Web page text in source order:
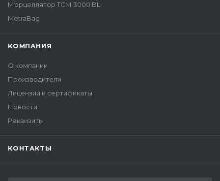
Морцеллятор ТСМ 3000 BL
MetraBag
КОМПАНИЯ
О компании
Производители
Лицензии и сертификаты
Новости
Реквизиты
КОНТАКТЫ